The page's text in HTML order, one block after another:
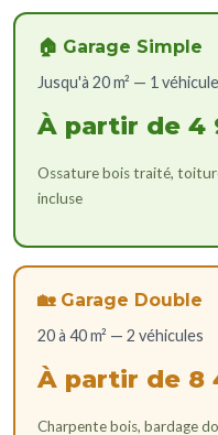
🏠 Garage Simple
Jusqu'à 20 m² — 1 véhicule
À partir de 4
Ossature bois traité,
incluse
🏡 Garage Double
20 à 40 m² — 2 véhicules
À partir de 8
Charpente bois, bardage